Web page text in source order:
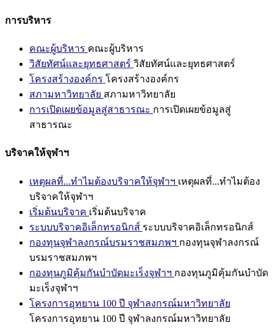
การบริหาร
คณะผู้บริหาร คณะผู้บริหาร
วิสัยทัศน์และยุทธศาสตร์ วิสัยทัศน์และยุทธศาสตร์
โครงสร้างองค์กร โครงสร้างองค์กร
สภามหาวิทยาลัย สภามหาวิทยาลัย
การเปิดเผยข้อมูลสู่สาธารณะ การเปิดเผยข้อมูลสู่
สาธารณะ
บริจาคให้จุฬาฯ
เหตุผลที่...ทำไมต้องบริจาคให้จุฬาฯ เหตุผลที่...ทำไมต้อง
บริจาคให้จุฬาฯ
เริ่มต้นบริจาค เริ่มต้นบริจาค
ระบบบริจาคอิเล็กทรอนิกส์ ระบบบริจาคอิเล็กทรอนิกส์
กองทุนจุฬาลงกรณ์บรมราชสมภพฯ กองทุนจุฬาลงกรณ์
บรมราชสมภพฯ
กองทุนภูมิคุ้มกันบำบัดมะเร็งจุฬาฯ กองทุนภูมิคุ้มกันบำบัด
มะเร็งจุฬาฯ
โครงการอุทยาน 100 ปี จุฬาลงกรณ์มหาวิทยาลัย
โครงการอุทยาน 100 ปี จุฬาลงกรณ์มหาวิทยาลัย